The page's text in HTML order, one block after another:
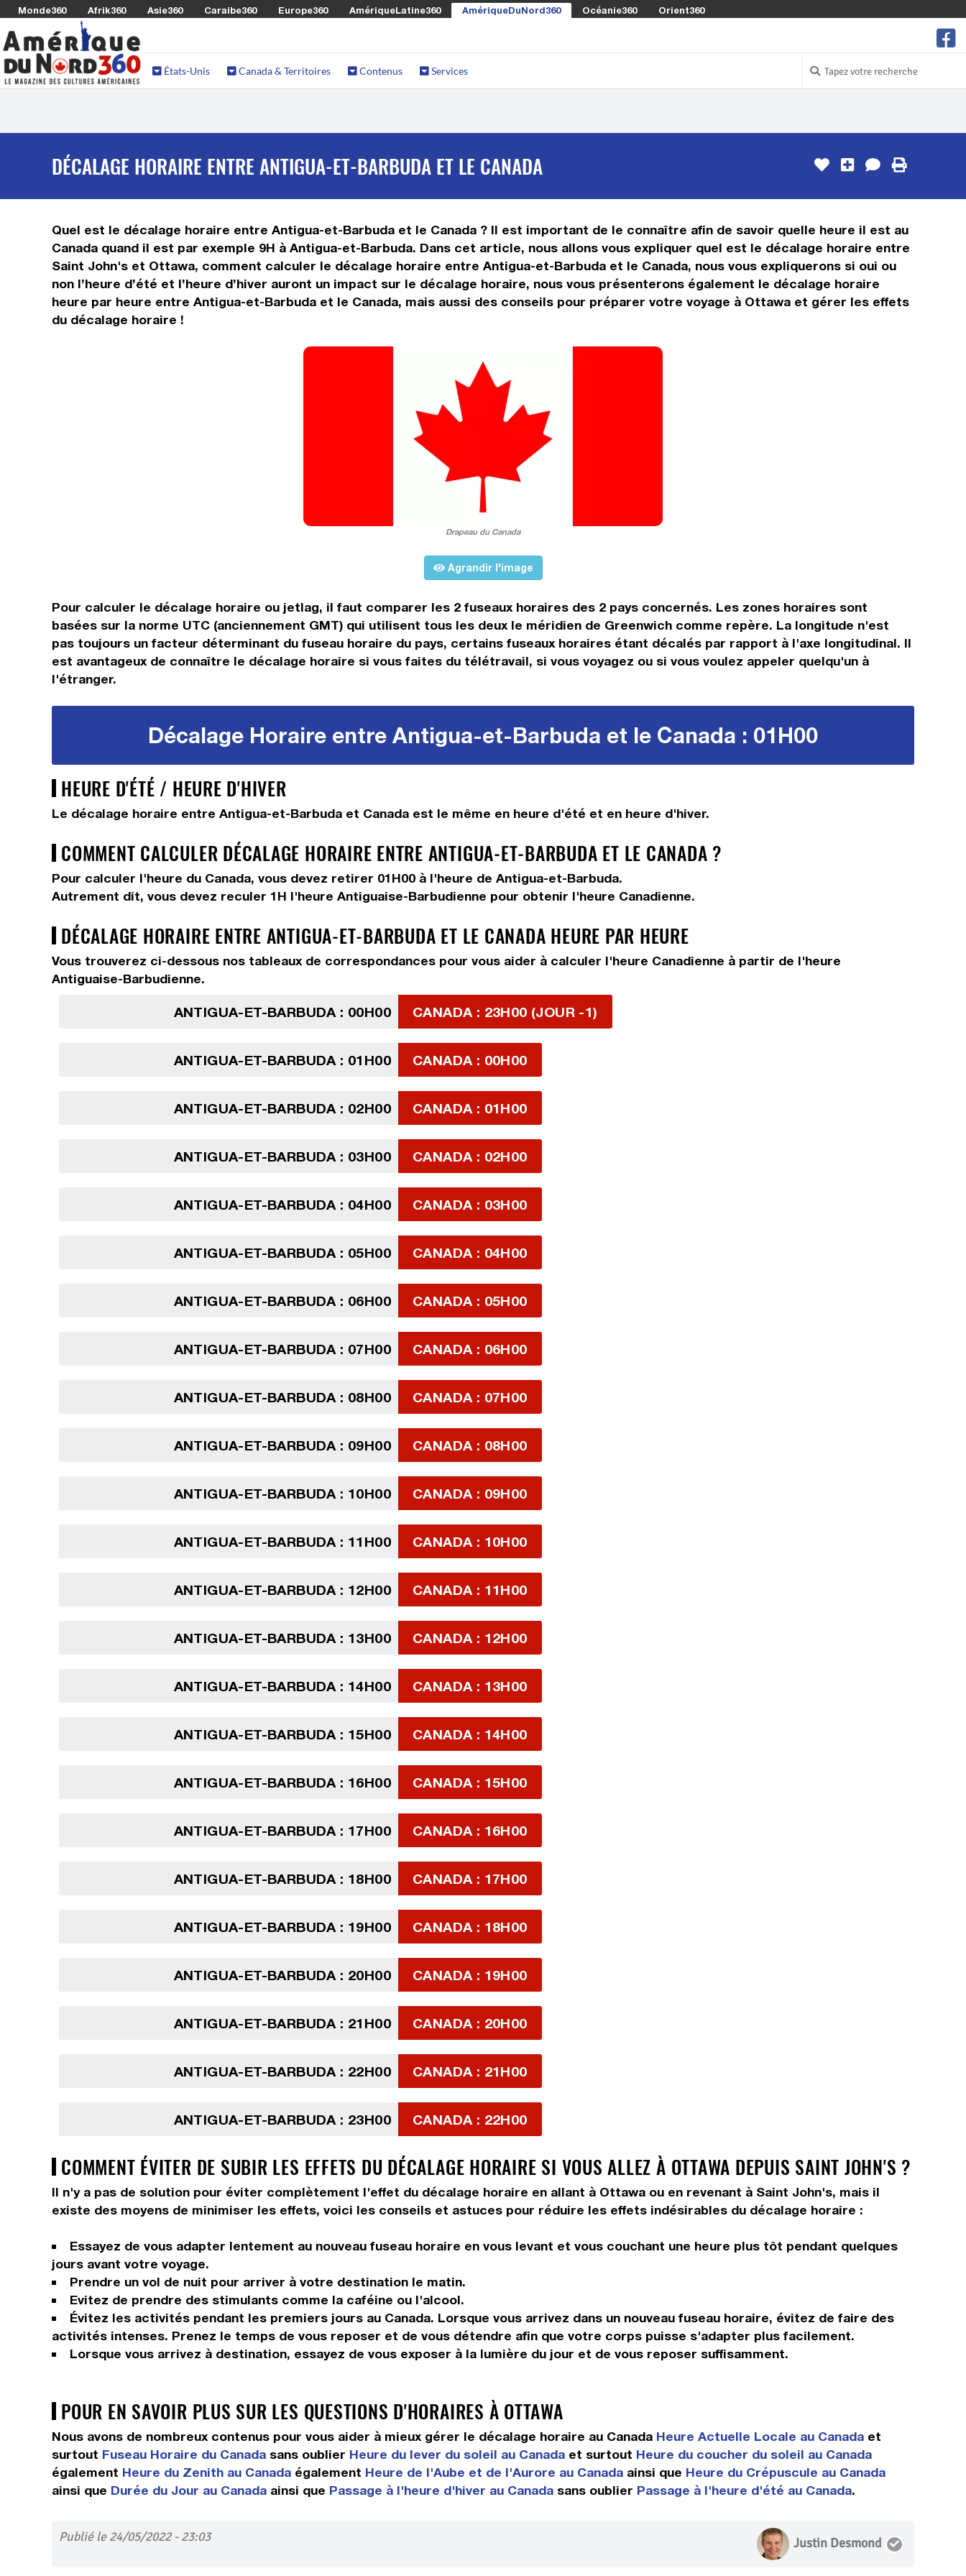
Monde360 Afrik360 Asie360 Caraibe360 Europe360 AmériqueLatine360 AmériqueDuNord360 Océanie360 Orient360
États-Unis Canada & Territoires Contenus Services
DÉCALAGE HORAIRE ENTRE ANTIGUA-ET-BARBUDA ET LE CANADA
Quel est le décalage horaire entre Antigua-et-Barbuda et le Canada ? Il est important de le connaître afin de savoir quelle heure il est au
Canada quand il est par exemple 9H à Antigua-et-Barbuda. Dans cet article, nous allons vous expliquer quel est le décalage horaire entre
Saint John's et Ottawa, comment calculer le décalage horaire entre Antigua-et-Barbuda et le Canada, nous vous expliquerons si oui ou
non l’heure d’été et l’heure d’hiver auront un impact sur le décalage horaire, nous vous présenterons également le décalage horaire
heure par heure entre Antigua-et-Barbuda et le Canada, mais aussi des conseils pour préparer votre voyage à Ottawa et gérer les effets
du décalage horaire !
Drapeau du Canada
Agrandir l'image
Pour calculer le décalage horaire ou jetlag, il faut comparer les 2 fuseaux horaires des 2 pays concernés. Les zones horaires sont
basées sur la norme UTC (anciennement GMT) qui utilisent tous les deux le méridien de Greenwich comme repère. La longitude n'est
pas toujours un facteur déterminant du fuseau horaire du pays, certains fuseaux horaires étant décalés par rapport à l'axe longitudinal. Il
est avantageux de connaître le décalage horaire si vous faites du télétravail, si vous voyagez ou si vous voulez appeler quelqu'un à
l'étranger.
Décalage Horaire entre Antigua-et-Barbuda et le Canada : 01H00
HEURE D'ÉTÉ / HEURE D'HIVER
Le décalage horaire entre Antigua-et-Barbuda et Canada est le même en heure d'été et en heure d'hiver.
COMMENT CALCULER DÉCALAGE HORAIRE ENTRE ANTIGUA-ET-BARBUDA ET LE CANADA ?
Pour calculer l'heure du Canada, vous devez retirer 01H00 à l'heure de Antigua-et-Barbuda.
Autrement dit, vous devez reculer 1H l'heure Antiguaise-Barbudienne pour obtenir l'heure Canadienne.
DÉCALAGE HORAIRE ENTRE ANTIGUA-ET-BARBUDA ET LE CANADA HEURE PAR HEURE
Vous trouverez ci-dessous nos tableaux de correspondances pour vous aider à calculer l'heure Canadienne à partir de l'heure
Antiguaise-Barbudienne.
ANTIGUA-ET-BARBUDA : 00H00 CANADA : 23H00 (JOUR -1)
ANTIGUA-ET-BARBUDA : 01H00 CANADA : 00H00
ANTIGUA-ET-BARBUDA : 02H00 CANADA : 01H00
ANTIGUA-ET-BARBUDA : 03H00 CANADA : 02H00
ANTIGUA-ET-BARBUDA : 04H00 CANADA : 03H00
ANTIGUA-ET-BARBUDA : 05H00 CANADA : 04H00
ANTIGUA-ET-BARBUDA : 06H00 CANADA : 05H00
ANTIGUA-ET-BARBUDA : 07H00 CANADA : 06H00
ANTIGUA-ET-BARBUDA : 08H00 CANADA : 07H00
ANTIGUA-ET-BARBUDA : 09H00 CANADA : 08H00
ANTIGUA-ET-BARBUDA : 10H00 CANADA : 09H00
ANTIGUA-ET-BARBUDA : 11H00 CANADA : 10H00
ANTIGUA-ET-BARBUDA : 12H00 CANADA : 11H00
ANTIGUA-ET-BARBUDA : 13H00 CANADA : 12H00
ANTIGUA-ET-BARBUDA : 14H00 CANADA : 13H00
ANTIGUA-ET-BARBUDA : 15H00 CANADA : 14H00
ANTIGUA-ET-BARBUDA : 16H00 CANADA : 15H00
ANTIGUA-ET-BARBUDA : 17H00 CANADA : 16H00
ANTIGUA-ET-BARBUDA : 18H00 CANADA : 17H00
ANTIGUA-ET-BARBUDA : 19H00 CANADA : 18H00
ANTIGUA-ET-BARBUDA : 20H00 CANADA : 19H00
ANTIGUA-ET-BARBUDA : 21H00 CANADA : 20H00
ANTIGUA-ET-BARBUDA : 22H00 CANADA : 21H00
ANTIGUA-ET-BARBUDA : 23H00 CANADA : 22H00
COMMENT ÉVITER DE SUBIR LES EFFETS DU DÉCALAGE HORAIRE SI VOUS ALLEZ À OTTAWA DEPUIS SAINT JOHN'S ?
Il n'y a pas de solution pour éviter complètement l'effet du décalage horaire en allant à Ottawa ou en revenant à Saint John's, mais il
existe des moyens de minimiser les effets, voici les conseils et astuces pour réduire les effets indésirables du décalage horaire :
Essayez de vous adapter lentement au nouveau fuseau horaire en vous levant et vous couchant une heure plus tôt pendant quelques
jours avant votre voyage.
Prendre un vol de nuit pour arriver à votre destination le matin.
Evitez de prendre des stimulants comme la caféine ou l'alcool.
Évitez les activités pendant les premiers jours au Canada. Lorsque vous arrivez dans un nouveau fuseau horaire, évitez de faire des
activités intenses. Prenez le temps de vous reposer et de vous détendre afin que votre corps puisse s'adapter plus facilement.
Lorsque vous arrivez à destination, essayez de vous exposer à la lumière du jour et de vous reposer suffisamment.
POUR EN SAVOIR PLUS SUR LES QUESTIONS D'HORAIRES À OTTAWA
Nous avons de nombreux contenus pour vous aider à mieux gérer le décalage horaire au Canada Heure Actuelle Locale au Canada et
surtout Fuseau Horaire du Canada sans oublier Heure du lever du soleil au Canada et surtout Heure du coucher du soleil au Canada
également Heure du Zenith au Canada également Heure de l'Aube et de l'Aurore au Canada ainsi que Heure du Crépuscule au Canada
ainsi que Durée du Jour au Canada ainsi que Passage à l'heure d'hiver au Canada sans oublier Passage à l'heure d'été au Canada.
Publié le 24/05/2022 - 23:03 Justin Desmond